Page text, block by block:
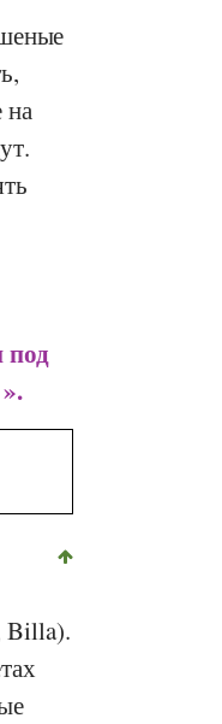
на
под
».
Billa).